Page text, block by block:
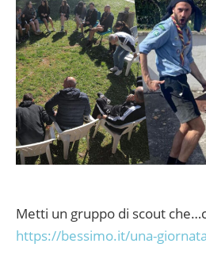
Metti un gruppo di scout
https://bessimo.it/una-